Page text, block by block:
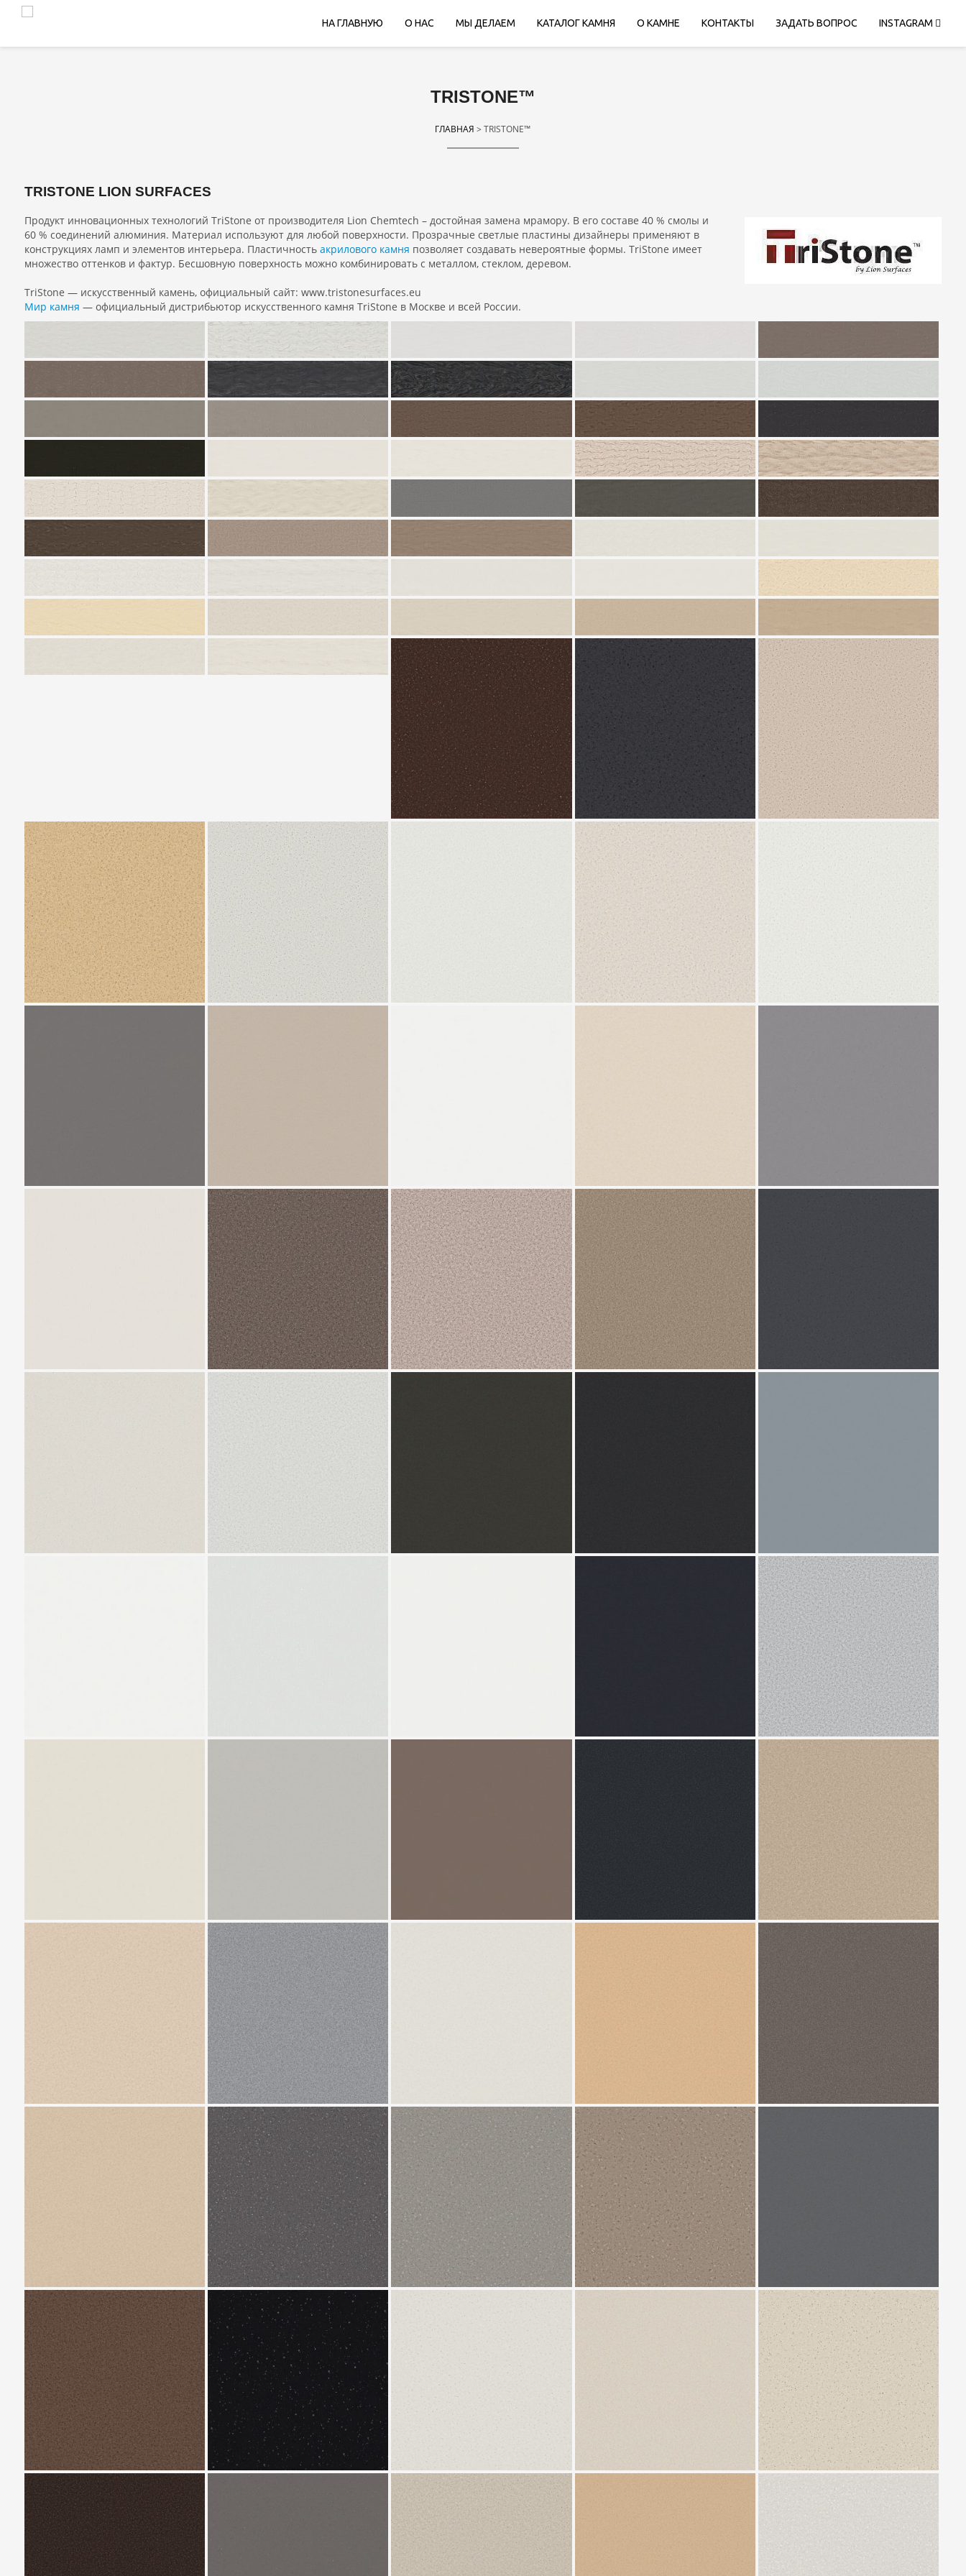
НА ГЛАВНУЮ О НАС МЫ ДЕЛАЕМ КАТАЛОГ КАМНЯ О КАМНЕ КОНТАКТЫ ЗАДАТЬ ВОПРОС INSTAGRAM
TRISTONE™
ГЛАВНАЯ > TRISTONE™
TRISTONE LION SURFACES
Продукт инновационных технологий TriStone от производителя Lion Chemtech – достойная замена мрамору. В его составе 40 % смолы и
60 % соединений алюминия. Материал используют для любой поверхности. Прозрачные светлые пластины дизайнеры применяют в
конструкциях ламп и элементов интерьера. Пластичность акрилового камня позволяет создавать невероятные формы. TriStone имеет
множество оттенков и фактур. Бесшовную поверхность можно комбинировать с металлом, стеклом, деревом.
TriStone — искусственный камень, официальный сайт: www.tristonesurfaces.eu
Мир камня — официальный дистрибьютор искусственного камня TriStone в Москве и всей России.